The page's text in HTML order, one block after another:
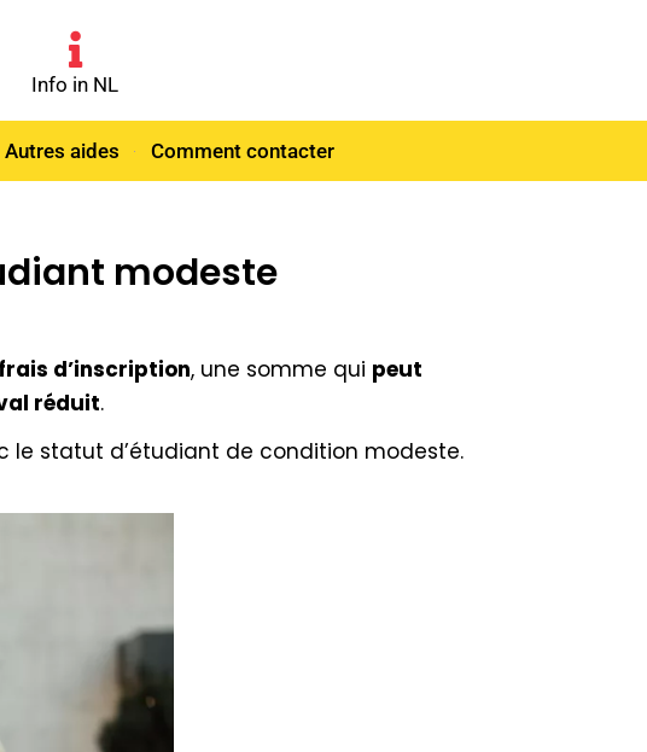
Info in NL
Autres aides Comment contacter
modeste
d’inscription, une somme qui peut
réduit.
le statut d’étudiant de condition modeste.